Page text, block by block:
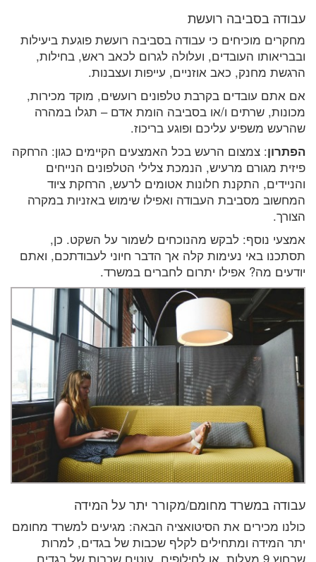
עבודה בסביבה רועשת
מחקרים מוכיחים כי עבודה בסביבה רועשת פוגעת ביעילות
ובבריאותו העובדים, ועלולה לגרום לכאב ראש, בחילות,
הרגשת מחנק, כאב אוזניים, עייפות ועצבנות.
אם אתם עובדים בקרבת טלפונים רועשים, מוקד מכירות,
מכונות, שרתים ו/או בסביבה הומת אדם – תגלו במהרה
שהרעש משפיע עליכם ופוגע בריכוז.
הפתרון: צמצום הרעש בכל האמצעים הקיימים כגון: הרחקה
פיזית מגורם מרעיש, הנמכת צלילי הטלפונים הנייחים
והניידים, התקנת חלונות אטומים לרעש, הרחקת ציוד
המחשוב מסביבת העבודה ואפילו שימוש באזניות במקרה
הצורך.
אמצעי נוסף: לבקש מהנוכחים לשמור על השקט. כן,
תסתכנו באי נעימות קלה אך הדבר חיוני לעבודתכם, ואתם
יודעים מה? אפילו יתרום לחברים במשרד.
עבודה במשרד מחומם/מקורר יתר על המידה
כולנו מכירים את הסיטואציה הבאה: מגיעים למשרד מחומם
יתר המידה ומתחילים לקלף שכבות של בגדים, למרות
שבחוץ 9 מעלות. או לחילופים, עוטים שכבות של בגדים